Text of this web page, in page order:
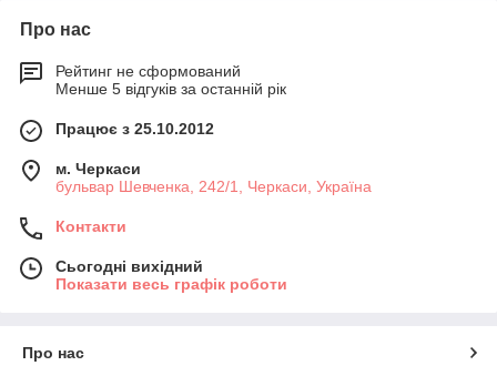
Про нас
Рейтинг не сформований
Менше 5 відгуків за останній рік
Працює з 25.10.2012
м. Черкаси
бульвар Шевченка, 242/1, Черкаси, Україна
Контакти
Сьогодні вихідний
Показати весь графік роботи
Про нас